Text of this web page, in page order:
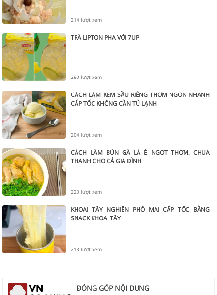
214 lượt xem
TRÀ LIPTON PHA VỚI 7UP
290 lượt xem
CÁCH LÀM KEM SẦU RIÊNG THƠM NGON NHANH
CẤP TỐC KHÔNG CẦN TỦ LẠNH
204 lượt xem
CÁCH LÀM BÚN GÀ LÁ É NGỌT THƠM, CHUA
THANH CHO CẢ GIA ĐÌNH
220 lượt xem
KHOAI TÂY NGHIỀN PHÔ MAI CẤP TỐC BẰNG
SNACK KHOAI TÂY
213 lượt xem
ĐÓNG GÓP NỘI DUNG